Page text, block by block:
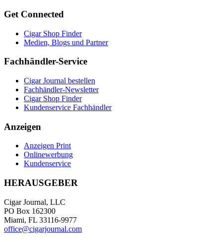
Get Connected
Cigar Shop Finder
Medien, Blogs und Partner
Fachhändler-Service
Cigar Journal bestellen
Fachhändler-Newsletter
Cigar Shop Finder
Kundenservice Fachhändler
Anzeigen
Anzeigen Print
Onlinewerbung
Kundenservice
HERAUSGEBER
Cigar Journal, LLC
PO Box 162300
Miami, FL 33116-9977
office@cigarjournal.com